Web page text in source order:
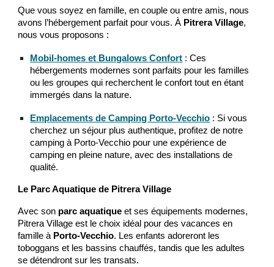
Que vous soyez en famille, en couple ou entre amis, nous
avons l’hébergement parfait pour vous. À Pitrera Village,
nous vous proposons :
Mobil-homes et Bungalows Confort : Ces
hébergements modernes sont parfaits pour les familles
ou les groupes qui recherchent le confort tout en étant
immergés dans la nature.
Emplacements de Camping Porto-Vecchio : Si vous
cherchez un séjour plus authentique, profitez de notre
camping à Porto-Vecchio pour une expérience de
camping en pleine nature, avec des installations de
qualité.
Le Parc Aquatique de Pitrera Village
Avec son parc aquatique et ses équipements modernes,
Pitrera Village est le choix idéal pour des vacances en
famille à Porto-Vecchio. Les enfants adoreront les
toboggans et les bassins chauffés, tandis que les adultes
se détendront sur les transats.